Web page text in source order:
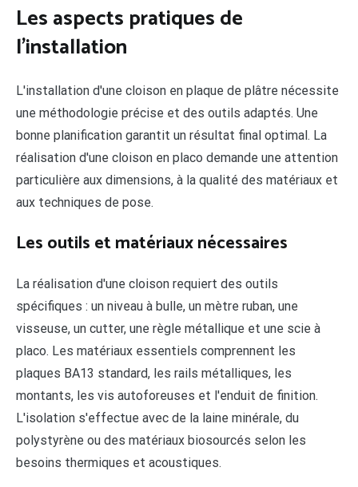
Les aspects pratiques de
l'installation
L'installation d'une cloison en plaque de plâtre nécessite
une méthodologie précise et des outils adaptés. Une
bonne planification garantit un résultat final optimal. La
réalisation d'une cloison en placo demande une attention
particulière aux dimensions, à la qualité des matériaux et
aux techniques de pose.
Les outils et matériaux nécessaires
La réalisation d'une cloison requiert des outils
spécifiques : un niveau à bulle, un mètre ruban, une
visseuse, un cutter, une règle métallique et une scie à
placo. Les matériaux essentiels comprennent les
plaques BA13 standard, les rails métalliques, les
montants, les vis autoforeuses et l'enduit de finition.
L'isolation s'effectue avec de la laine minérale, du
polystyrène ou des matériaux biosourcés selon les
besoins thermiques et acoustiques.